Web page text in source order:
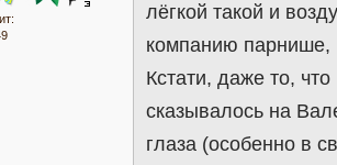
лёгкой такой и
компанию парнише,
Кстати, даже то,
сказывалось на
глаза (особенно в